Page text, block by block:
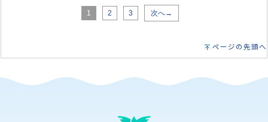
1 2 3 次へ→
ページの先頭へ